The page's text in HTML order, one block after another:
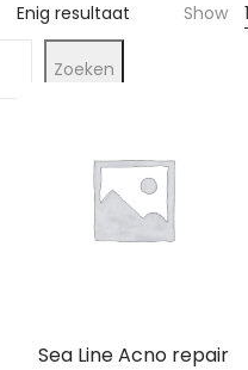
Enig resultaat Show
Sea Line Acno repair
Zoeken